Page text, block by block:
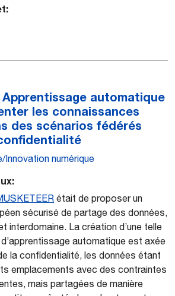
Apprentissage automatique
les connaissances
des scénarios fédérés
Innovation numérique
était de proposer un
sécurisé de partage des données,
interdomaine. La création d’une telle
automatique est axée
la confidentialité, les données étant
emplacements avec des contraintes
mais partagées de manière